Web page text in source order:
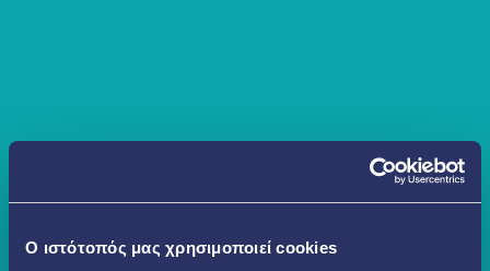
O ιστότοπός μας χρησιμοποιεί cookies